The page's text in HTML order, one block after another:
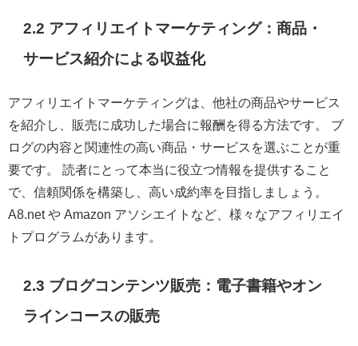
2.2 アフィリエイトマーケティング：商品・
サービス紹介による収益化
アフィリエイトマーケティングは、他社の商品やサービス
を紹介し、販売に成功した場合に報酬を得る方法です。 ブ
ログの内容と関連性の高い商品・サービスを選ぶことが重
要です。 読者にとって本当に役立つ情報を提供すること
で、信頼関係を構築し、高い成約率を目指しましょう。
A8.net や Amazon アソシエイトなど、様々なアフィリエイ
トプログラムがあります。
2.3 ブログコンテンツ販売：電子書籍やオン
ラインコースの販売